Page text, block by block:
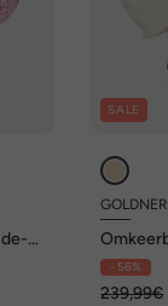
SALE
GOLDNER
- 56%
239,99€